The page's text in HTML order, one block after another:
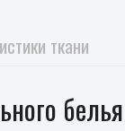
ткани